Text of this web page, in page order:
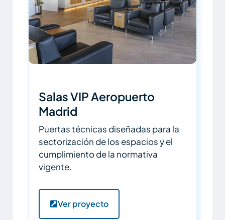
Salas VIP Aeropuerto
Madrid
Puertas técnicas diseñadas para la
sectorización de los espacios y el
cumplimiento de la normativa
vigente.
Ver proyecto